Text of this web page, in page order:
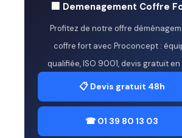
🏢 Demenagement Coffre
Profitez de notre offre
coffre fort avec Proconcept :
qualifiée, ISO 9001, devis gratuit en
📋 Devis gratuit 48h
☎ 01 39 80 13 03